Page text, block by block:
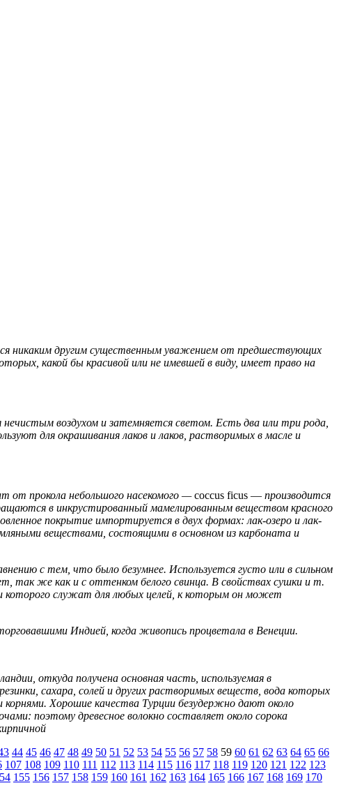
никаким другим существенным уважением от предшествующих
какой бы красивой или не имевшей в виду, имеет право на
воздухом и затемняется светом. Есть два или три рода,
для окрашивания лаков и лаков, растворимых в масле и
от прокола небольшого насекомого —coccus ficus — производится
в инкрустированный мамелированным веществом красного
покрытие импортируется в двух формах: лак-озеро и лак-
веществами, состоящими в основном из карбоната и
с тем, что было безумнее. Используется густо или в сильном
так же как и с оттенком белого свинца. В свойствах сушки и т.
которого служат для любых целей, к которым он может
Индией, когда живопись процветала в Венеции.
откуда получена основная часть, используемая в
сахара, солей и других растворимых веществ, вода которых
Хорошие качества Турции безудержно дают около
поэтому древесное волокно составляет около сорока
44 45 46 47 48 49 50 51 52 53 54 55 56 57 58 59 60 61 62 63 64 65 66
107 108 109 110 111 112 113 114 115 116 117 118 119 120 121 122 123
155 156 157 158 159 160 161 162 163 164 165 166 167 168 169 170